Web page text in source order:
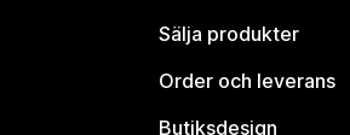
Sälja produkter
Order och leverans
Butiksdesign